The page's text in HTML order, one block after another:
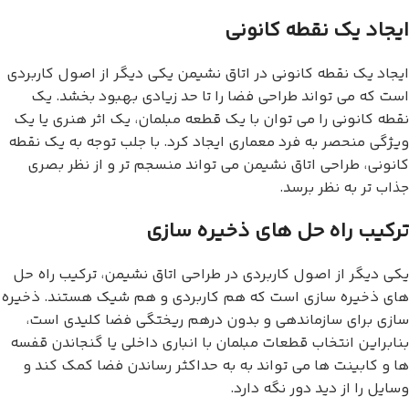
ایجاد یک نقطه کانونی
ایجاد یک نقطه کانونی در اتاق نشیمن یکی دیگر از اصول کاربردی
است که می تواند طراحی فضا را تا حد زیادی بهبود بخشد. یک
نقطه کانونی را می توان با یک قطعه مبلمان، یک اثر هنری یا یک
ویژگی منحصر به فرد معماری ایجاد کرد. با جلب توجه به یک نقطه
کانونی، طراحی اتاق نشیمن می تواند منسجم تر و از نظر بصری
جذاب تر به نظر برسد.
ترکیب راه حل های ذخیره سازی
یکی دیگر از اصول کاربردی در طراحی اتاق نشیمن، ترکیب راه حل
های ذخیره سازی است که هم کاربردی و هم شیک هستند. ذخیره
سازی برای سازماندهی و بدون درهم ریختگی فضا کلیدی است،
بنابراین انتخاب قطعات مبلمان با انباری داخلی یا گنجاندن قفسه
ها و کابینت ها می تواند به به حداکثر رساندن فضا کمک کند و
وسایل را از دید دور نگه دارد.